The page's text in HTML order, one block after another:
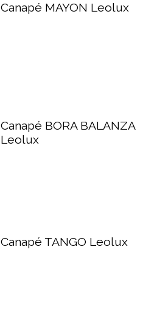
Canapé MAYON Leolux
Canapé BORA BALANZA
Leolux
Canapé TANGO Leolux